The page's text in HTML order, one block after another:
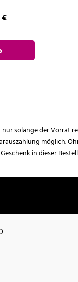
€
nur solange der Vorrat
möglich.
in dieser